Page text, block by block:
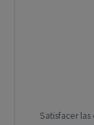
Satisfacer